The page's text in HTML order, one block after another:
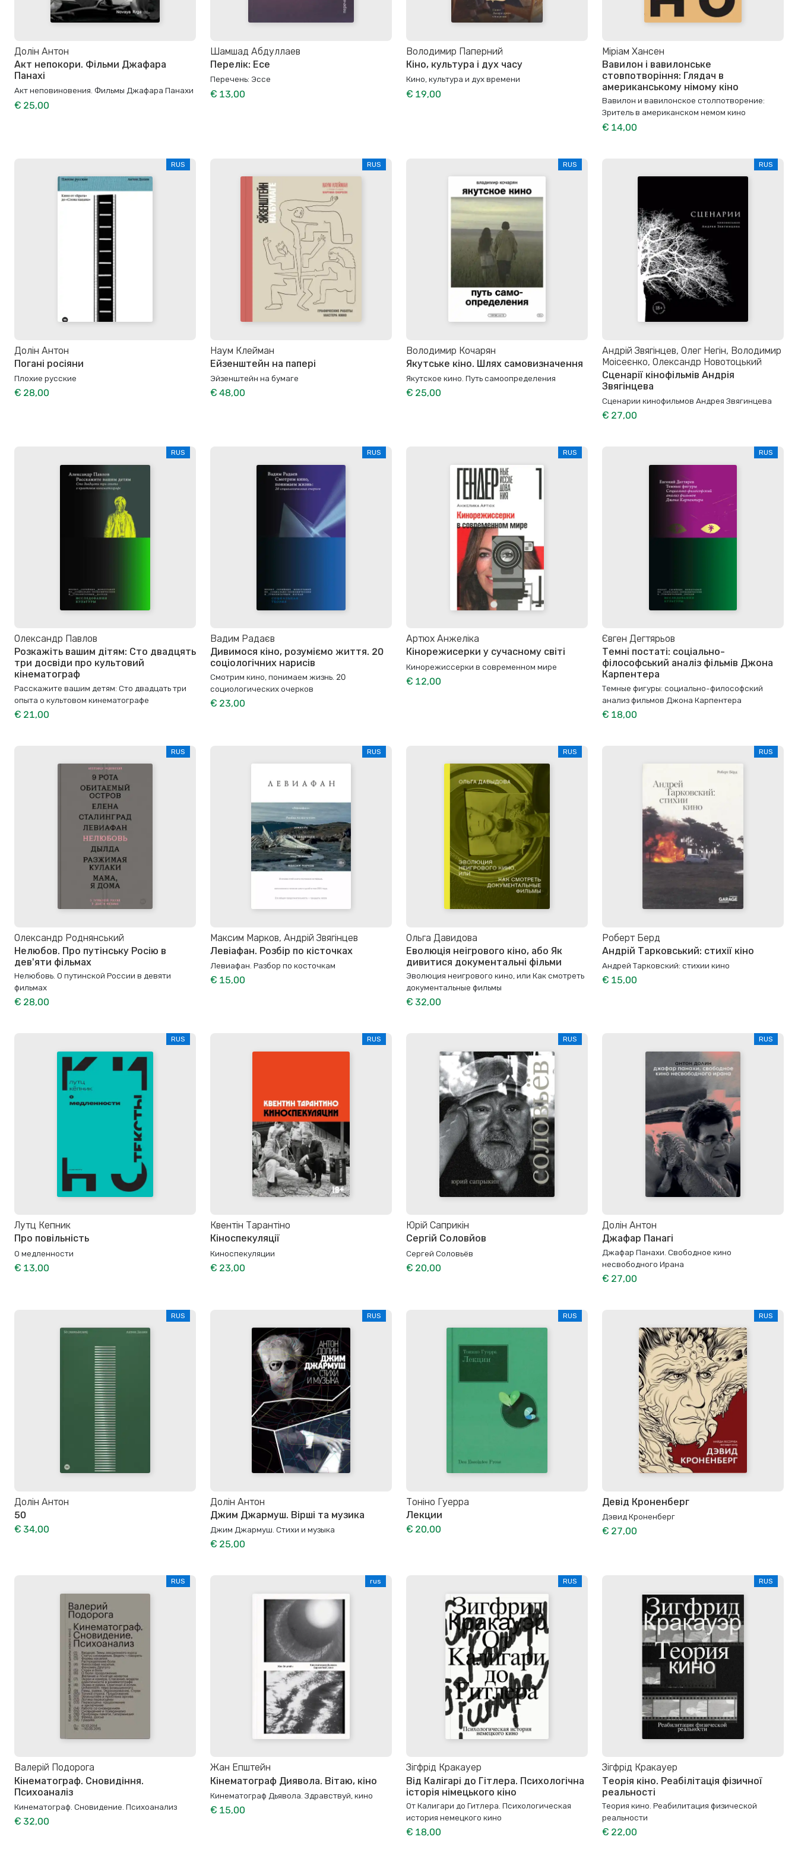
Долін Антон
Акт непокори. Фільми Джафара
Панахі
Акт неповиновения. Фильмы Джафара Панахи
€ 25,00
Шамшад Абдуллаев
Перелік: Есе
Перечень: Эссе
€ 13,00
Володимир Паперний
Кіно, культура і дух часу
Кино, культура и дух времени
€ 19,00
Міріам Хансен
Вавилон і вавилонське
стовпотворіння: Глядач в
американському німому кіно
Вавилон и вавилонское столпотворение:
Зритель в американском немом кино
€ 14,00
RUS
Долін Антон
Погані росіяни
Плохие русские
€ 28,00
RUS
Наум Клейман
Ейзенштейн на папері
Эйзенштейн на бумаге
€ 48,00
RUS
Володимир Кочарян
Якутське кіно. Шлях самовизначення
Якутское кино. Путь самоопределения
€ 25,00
RUS
Андрій Звягінцев, Олег Негін, Володимир
Моісеєнко, Олександр Новотоцький
Сценарії кінофільмів Андрія
Звягінцева
Сценарии кинофильмов Андрея Звягинцева
€ 27,00
RUS
Олександр Павлов
Розкажіть вашим дітям: Сто двадцять
три досвіди про культовий
кінематограф
Расскажите вашим детям: Сто двадцать три
опыта о культовом кинематографе
€ 21,00
RUS
Вадим Радаєв
Дивимося кіно, розуміємо життя. 20
соціологічних нарисів
Смотрим кино, понимаем жизнь. 20
социологических очерков
€ 23,00
RUS
Артюх Анжеліка
Кінорежисерки у сучасному світі
Кинорежиссерки в современном мире
€ 12,00
RUS
Євген Дегтярьов
Темні постаті: соціально-
філософський аналіз фільмів Джона
Карпентера
Темные фигуры: cоциально-философский
анализ фильмов Джона Карпентера
€ 18,00
RUS
Олександр Роднянський
Нелюбов. Про путінську Росію в
дев'яти фільмах
Нелюбовь. О путинской России в девяти
фильмах
€ 28,00
RUS
Максим Марков, Андрій Звягінцев
Левіафан. Розбір по кісточках
Левиафан. Разбор по косточкам
€ 15,00
RUS
Ольга Давидова
Еволюція неігрового кіно, або Як
дивитися документальні фільми
Эволюция неигрового кино, или Как смотреть
документальные фильмы
€ 32,00
RUS
Роберт Берд
Андрій Тарковський: стихії кіно
Андрей Тарковский: стихии кино
€ 15,00
RUS
Лутц Кепник
Про повільність
О медленности
€ 13,00
RUS
Квентін Тарантіно
Кіноспекуляції
Киноспекуляции
€ 23,00
RUS
Юрій Саприкін
Сергій Соловйов
Сергей Соловьёв
€ 20,00
RUS
Долін Антон
Джафар Панагі
Джафар Панахи. Свободное кино
несвободного Ирана
€ 27,00
RUS
Долін Антон
50
€ 34,00
RUS
Долін Антон
Джим Джармуш. Вірші та музика
Джим Джармуш. Стихи и музыка
€ 25,00
RUS
Тоніно Гуерра
Лекции
€ 20,00
RUS
Девід Кроненберг
Дэвид Кроненберг
€ 27,00
RUS
Валерій Подорога
Кінематограф. Сновидіння.
Психоаналіз
Кинематограф. Сновидение. Психоанализ
€ 32,00
rus
Жан Епштейн
Кінематограф Диявола. Вітаю, кіно
Кинематограф Дьявола. Здравствуй, кино
€ 15,00
RUS
Зігфрід Кракауер
Від Калігарі до Гітлера. Психологічна
історія німецького кіно
От Калигари до Гитлера. Психологическая
история немецкого кино
€ 18,00
RUS
Зігфрід Кракауер
Теорія кіно. Реабілітація фізичної
реальності
Теория кино. Реабилитация физической
реальности
€ 22,00